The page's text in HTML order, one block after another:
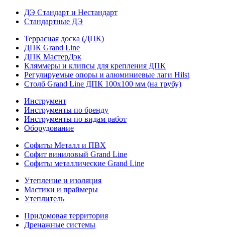
ДЭ Стандарт и Нестандарт
Стандартные ДЭ
Террасная доска (ДПК)
ДПК Grand Line
ДПК МастерДэк
Кляммеры и клипсы для крепления ДПК
Регулируемые опоры и алюминиевые лаги Hilst
Столб Grand Line ДПК 100х100 мм (на трубу)
Инструмент
Инструменты по бренду
Инструменты по видам работ
Оборудование
Софиты Металл и ПВХ
Софит виниловый Grand Line
Софиты металлические Grand Line
Утепление и изоляция
Мастики и праймеры
Утеплитель
Придомовая территория
Дренажные системы